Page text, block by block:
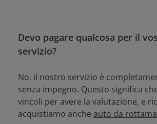
Devo pagare qualcosa per il
servizio?
No, il nostro servizio è
senza impegno. Questo significa
vincoli per avere la valutazione, e
acquistiamo anche auto da